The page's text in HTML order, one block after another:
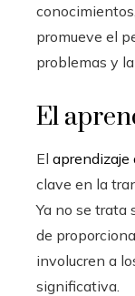
promueve el
problemas y
El
El aprendizaje
clave en la
Ya no se trata
de
involucren a
significativa.